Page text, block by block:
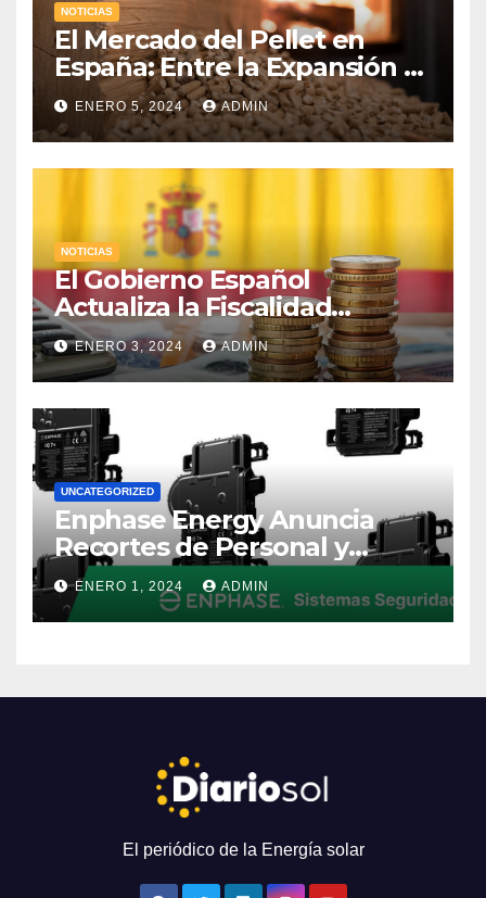
NOTICIAS
El Mercado del Pellet en
España: Entre la Expansión y
los Desafíos Económicos
ENERO 5, 2024 ADMIN
NOTICIAS
El Gobierno Español
Actualiza la Fiscalidad
Energética: Impuestos,
Protección al Consumidor y
Apoyo a la Industria
Electrointensiva
ENERO 3, 2024 ADMIN
UNCATEGORIZED
Enphase Energy Anuncia
Recortes de Personal y
Reestructuración Global
ENERO 1, 2024 ADMIN
El periódico de la Energía solar